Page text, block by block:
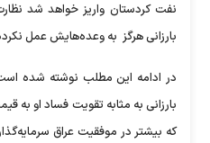
نفت کردستان واریز خواهد شد
بارزانی هرگز به وعده‌هایش عمل
در ادامه این مطلب نوشته شده
بارزانی به مثابه تقویت فساد او به
که بیشتر در موفقیت عراق